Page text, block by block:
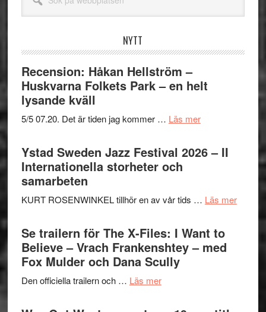
webbplatsen
NYTT
Recension: Håkan Hellström –
Huskvarna Folkets Park – en helt
lysande kväll
5/5 07.20. Det är tiden jag kommer … Läs merom
Håkan
Hellström
Folkets
–
en
Ystad Sweden Jazz Festival 2026 – II
Internationella storheter och
samarbeten
KURT ROSENWINKEL tillhör en av vår tids … Läs merom
Se trailern för The X-Files: I Want to
Believe – Vrach Frankenshtey – med
Fox Mulder och Dana Scully
Den officiella trailern och … Läs merom
trailern